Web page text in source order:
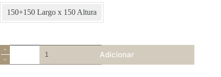
150+150 Largo x 150 Altura
Quantidade
de
Cortinado
Adicionar